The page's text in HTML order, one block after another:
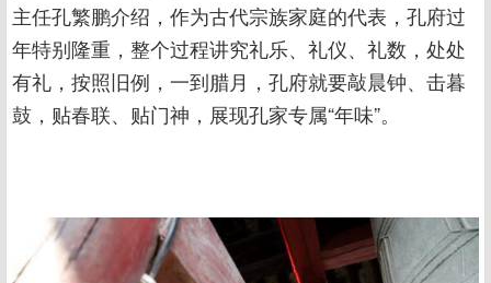
主任孔繁鹏介绍，作为古代宗族家庭的代表，孔府过
年特别隆重，整个过程讲究礼乐、礼仪、礼数，处处
有礼，按照旧例，一到腊月，孔府就要敲晨钟、击暮
鼓，贴春联、贴门神，展现孔家专属“年味”。